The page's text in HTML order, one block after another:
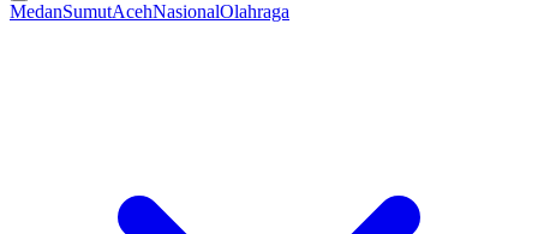
MedanSumutAcehNasionalOlahraga